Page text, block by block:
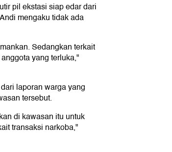
pil ekstasi siap edar dari
mengaku tidak ada
Sedangkan terkait
yang terluka,"
laporan warga yang
tersebut.
di kawasan itu untuk
transaksi narkoba,"